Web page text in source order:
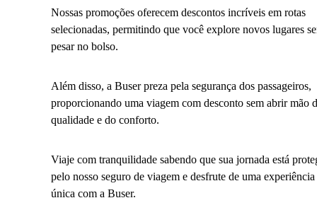
Nossas promoções oferecem descontos incríveis em rotas
selecionadas, permitindo que você explore novos lugares
pesar no bolso.
Além disso, a Buser preza pela segurança dos passageiros,
proporcionando uma viagem com desconto sem abrir mão
qualidade e do conforto.
Viaje com tranquilidade sabendo que sua jornada está
pelo nosso seguro de viagem e desfrute de uma experiência
única com a Buser.